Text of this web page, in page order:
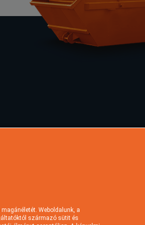
Weboldalunk, a
származó sütit és